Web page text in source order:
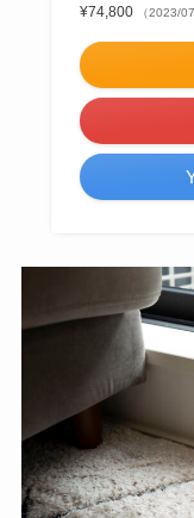
¥74,800
（2023/